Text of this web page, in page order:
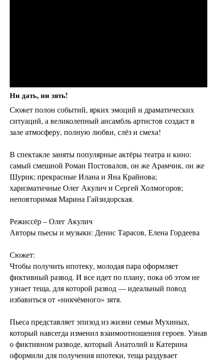
Ни дать, ни зять!
Сюжет полон событий, ярких эмоций и драматических
ситуаций, а великолепный ансамбль артистов создаст в
зале атмосферу, полную любви, слёз и смеха!
В спектакле заняты популярные актёры театра и кино:
самый смешной Роман Постовалов, он же Арамчик, он же
Шурик; прекрасные Илана и Яна Крайнова;
харизматичные Олег Акулич и Сергей Холмогоров;
неповторимая Марина Гайзидорская.
Режиссёр – Олег Акулич
Авторы пьесы и музыки: Денис Тарасов, Елена Гордеева
Сюжет:
Чтобы получить ипотеку, молодая пара оформляет
фиктивный развод. И все идет по плану, пока об этом не
узнает теща, для которой развод — идеальный повод
избавиться от «никчёмного» зятя.
Пьеса представляет эпизод из жизни семьи Мухиных,
который навсегда изменил взаимоотношения героев. Узнав
о фиктивном разводе, который Анатолий и Катерина
оформили для получения ипотеки, теща раздувает